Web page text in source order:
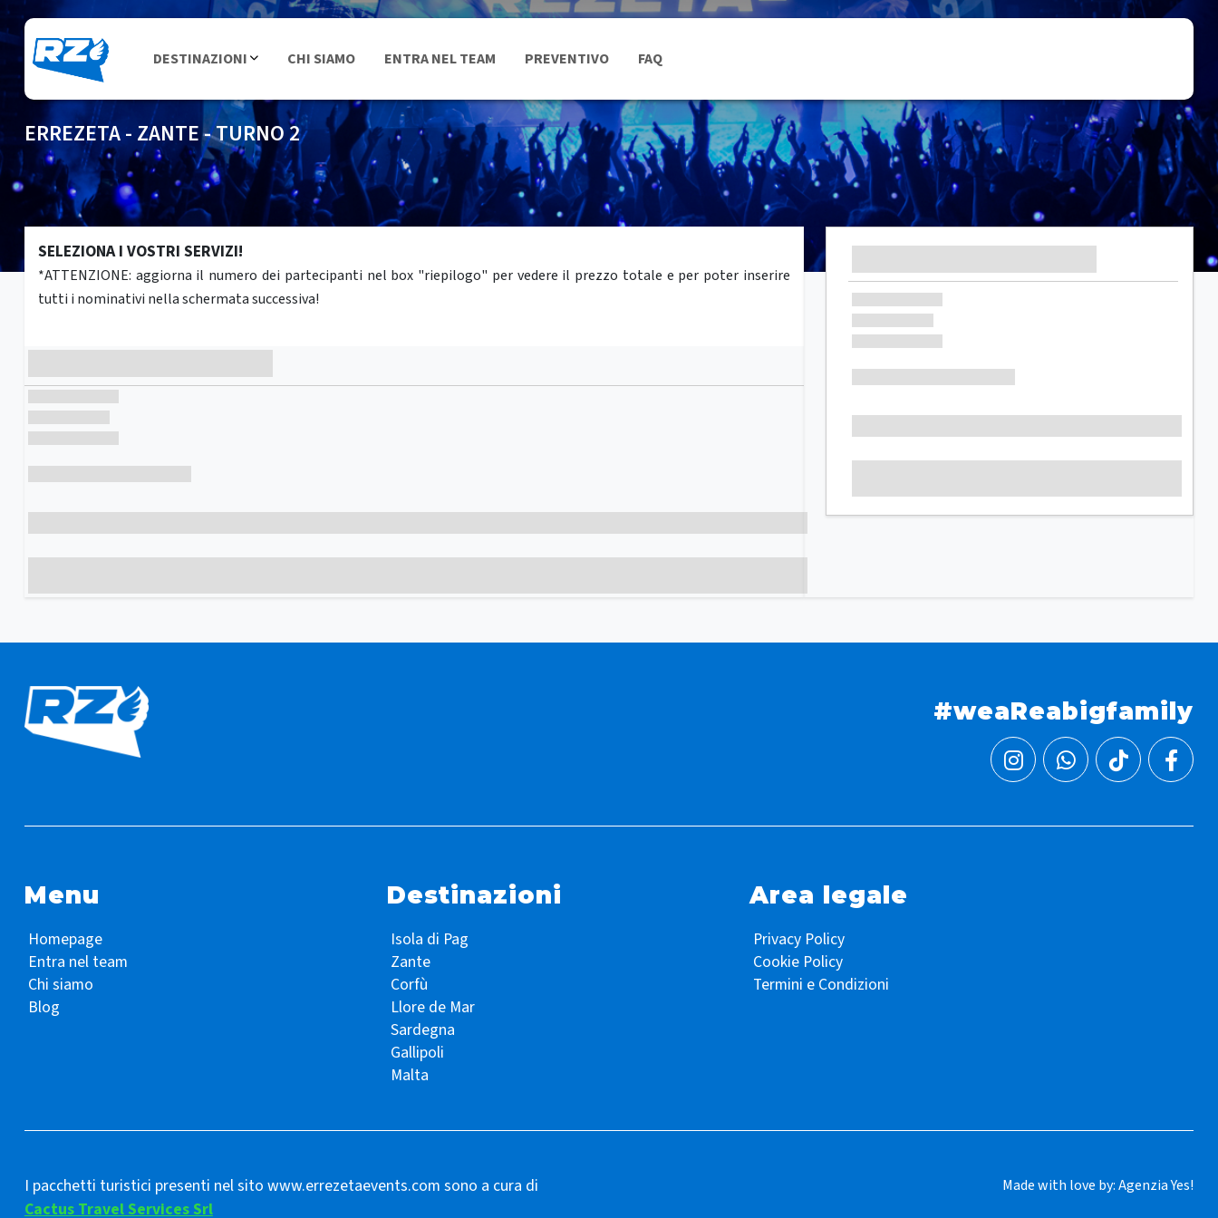
DESTINAZIONI CHI SIAMO ENTRA NEL TEAM PREVENTIVO FAQ
ERREZETA - ZANTE - TURNO 2
SELEZIONA I VOSTRI SERVIZI!
*ATTENZIONE: aggiorna il numero dei partecipanti nel box "riepilogo" per vedere il prezzo totale e per poter inserire
tutti i nominativi nella schermata successiva!
#weaReabigfamily
Menu
Homepage
Entra nel team
Chi siamo
Blog
Destinazioni
Isola di Pag
Zante
Corfù
Llore de Mar
Sardegna
Gallipoli
Malta
Area legale
Privacy Policy
Cookie Policy
Termini e Condizioni
I pacchetti turistici presenti nel sito www.errezetaevents.com sono a cura di
Cactus Travel Services Srl
Made with love by:Agenzia Yes!